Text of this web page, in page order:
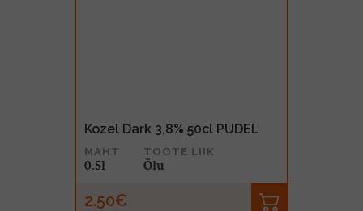
Kozel Dark 3,8% 50cl PUDEL
MAHT
0.5l
TOOTE LIIK
Õlu
2.50€